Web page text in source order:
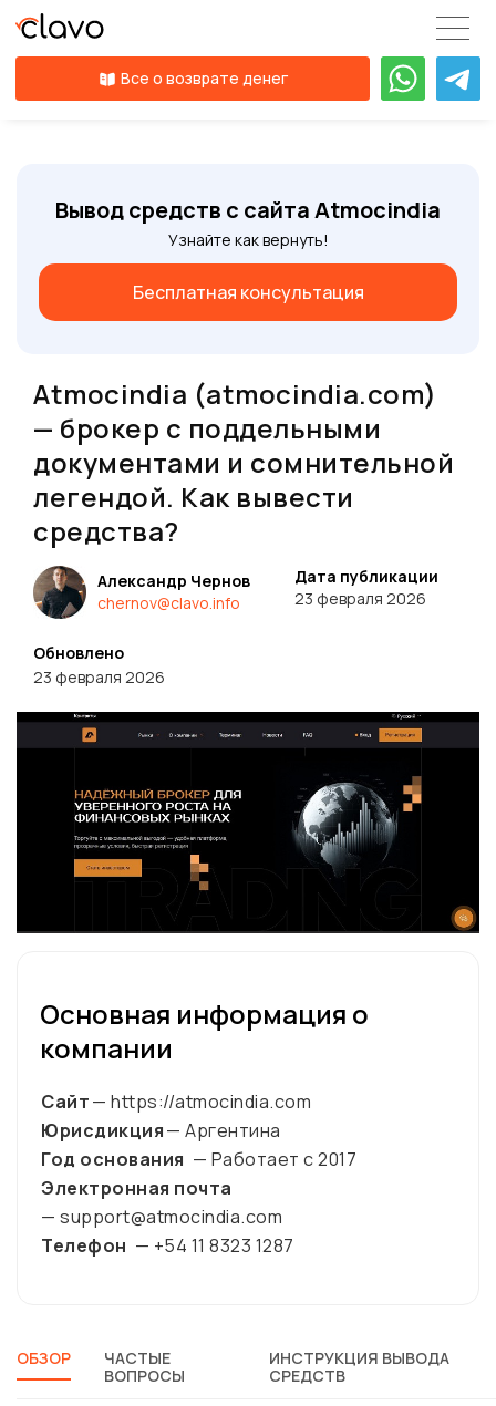
Все о возврате денег
Вывод средств с сайта Atmocindia
Узнайте как вернуть!
Бесплатная консультация
Atmocindia (atmocindia.com)
— брокер с поддельными
документами и сомнительной
легендой. Как вывести
средства?
Александр Чернов
chernov@clavo.info
Дата публикации
23 февраля 2026
Обновлено
23 февраля 2026
Основная информация о
компании
Сайт— https://atmocindia.com
Юрисдикция— Аргентина
Год основания — Работает с2017
Электронная почта
— support@atmocindia.com
Телефон — +54 11 8323 1287
ОБЗОР
ЧАСТЫЕ
ВОПРОСЫ
ИНСТРУКЦИЯ ВЫВОДА
СРЕДСТВ